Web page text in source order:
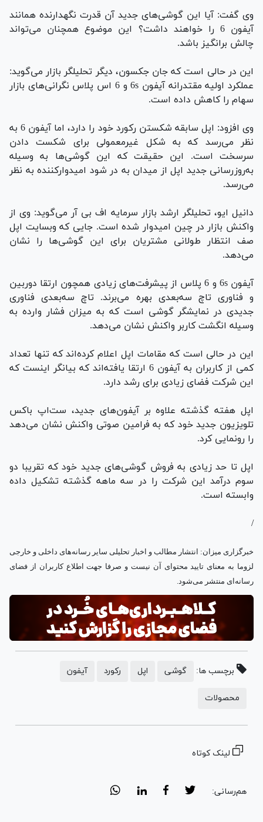
وی گفت: آیا این گوشی‌های جدید آن قدرت نگهدارنده همانند
آیفون 6 را خواهند داشت؟ این موضوع همچنان می‌تواند
چالش‌ برانگیز باشد.
این در حالی است که جان جکسون، دیگر تحلیلگر بازار می‌گوید:
عملکرد اولیه مقتدرانه آیفون 6s و 6 اس پلاس نگرانی‌های بازار
سهام را کاهش داده است.
وی افزود: اپل سابقه شکستن رکورد خود را دارد، اما آیفون 6 به
نظر می‌رسد که به شکل غیرمعمولی برای شکست دادن
سرسخت است. این حقیقت که این گوشی‌ها به وسیله
به‌روزرسانی جدید اپل از میدان به در شود امیدوار‌کننده به نظر
می‌رسد.
دانیل ایو، تحلیلگر ارشد بازار سرمایه اف بی آر می‌گوید: وی از
واکنش بازار در چین امیدوار شده است. جایی که وبسایت اپل
صف انتظار طولانی مشتریان برای این گوشی‌ها را نشان
می‌دهد.
آیفون 6s و 6 پلاس از پیشرفت‌های زیادی همچون ارتقا دوربین
و فناوری تاچ سه‌بعدی بهره می‌برند. تاچ سه‌بعدی فناوری
جدیدی در نمایشگر گوشی است که به میزان فشار وارده به
وسیله انگشت کاربر واکنش نشان می‌دهد.
این در حالی است که مقامات اپل اعلام کرده‌اند که تنها تعداد
کمی از کاربران به آیفون 6 ارتقا یافته‌اند که بیانگر اینست که
این شرکت فضای زیادی برای رشد دارد.
اپل هفته گذشته علاوه بر آیفون‌های جدید، ست‌اپ باکس
تلویزیون جدید خود که به فرامین صوتی واکنش نشان می‌دهد
را رونمایی کرد.
اپل تا حد زیادی به فروش گوشی‌های جدید خود که تقریبا دو
سوم درآمد این شرکت را در سه ماهه گذشته تشکیل داده
وابسته است.
/
خبرگزاری میزان: انتشار مطالب و اخبار تحلیلی سایر رسانه‌های داخلی و خارجی
لزوما به معنای تایید محتوای آن نیست و صرفا جهت اطلاع کاربران از فضای
رسانه‌ای منتشر می‌شود.
برچسب ها: گوشی اپل رکورد آیفون
محصولات
لینک کوتاه
هم‌رسانی: